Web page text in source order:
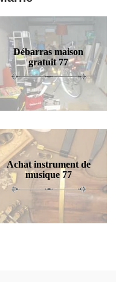
Débarras maison
gratuit 77
Achat instrument de
musique 77